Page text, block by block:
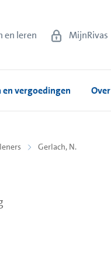
en leren MijnRivas
en vergoedingen
Gerlach, N.